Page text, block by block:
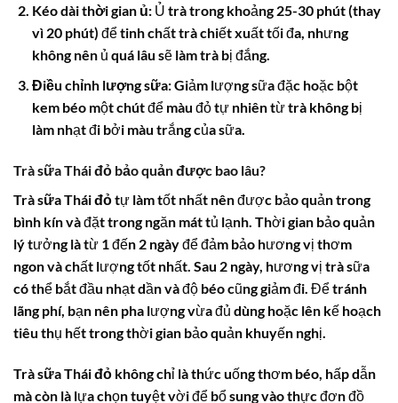
Kéo dài thời gian ủ:Ủ trà trong khoảng 25-30 phút (thay
vì 20 phút) để tinh chất trà chiết xuất tối đa, nhưng
không nên ủ quá lâu sẽ làm trà bị đắng.
Điều chỉnh lượng sữa:Giảm lượng sữa đặc hoặc bột
kem béo một chút để màu đỏ tự nhiên từ trà không bị
làm nhạt đi bởi màu trắng của sữa.
Trà sữa Thái đỏ bảo quản được bao lâu?
Trà sữa Thái đỏtự làm tốt nhất nên được bảo quản trong
bình kín và đặt trong ngăn mát tủ lạnh. Thời gian bảo quản
lý tưởng là từ 1 đến 2 ngày để đảm bảo hương vị thơm
ngon và chất lượng tốt nhất. Sau 2 ngày, hương vị trà sữa
có thể bắt đầu nhạt dần và độ béo cũng giảm đi. Để tránh
lãng phí, bạn nên pha lượng vừa đủ dùng hoặc lên kế hoạch
tiêu thụ hết trong thời gian bảo quản khuyến nghị.
Trà sữa Thái đỏ không chỉ là thức uống thơm béo, hấp dẫn
mà còn là lựa chọn tuyệt vời để bổ sung vào thực đơn đồ